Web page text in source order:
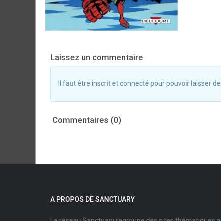
Laissez un commentaire
Il faut être inscrit et connecté pour pouvoir laisser
Commentaires (0)
A PROPOS DE SANCTUARY